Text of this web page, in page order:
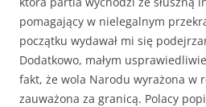
pomagający w nielegalnym
początku wydawał mi się
Dodatkowo, małym
fakt, że wola Narodu wyrażona w
zauważona za granicą. Polacy